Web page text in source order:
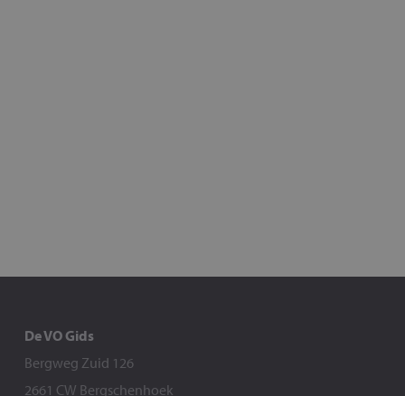
De VO Gids
Bergweg Zuid 126
2661 CW Bergschenhoek